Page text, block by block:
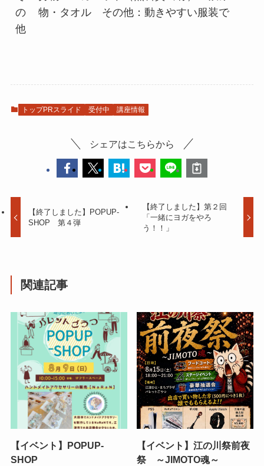
の
他
物・タオル その他：動きやすい服装で
トップPRスライド 受付中 講座情報
シェアはこちらから
【終了しました】POPUP-
SHOP 第４弾
【終了しました】第２回
「一緒にヨガをやろ
う！！」
関連記事
【イベント】POPUP-
SHOP
【イベント】江の川祭前夜
祭 ～JIMOTO魂～